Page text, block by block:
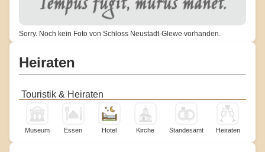
Sorry. Noch kein Foto von Schloss Neustadt-Glewe vorhanden.
Heiraten
Touristik & Heiraten
Museum Essen Hotel Kirche Standesamt Heiraten